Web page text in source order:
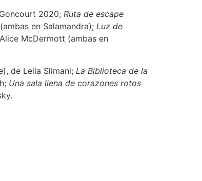
2020; Ruta de escape
en Salamandra); Luz de
McDermott (ambas en
de Leila Slimani; La Biblioteca de la
Una sala llena de corazones rotos